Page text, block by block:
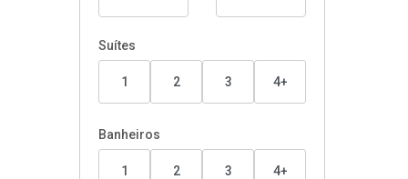
Suítes
1 2 3 4+
Banheiros
1 2 3 4+